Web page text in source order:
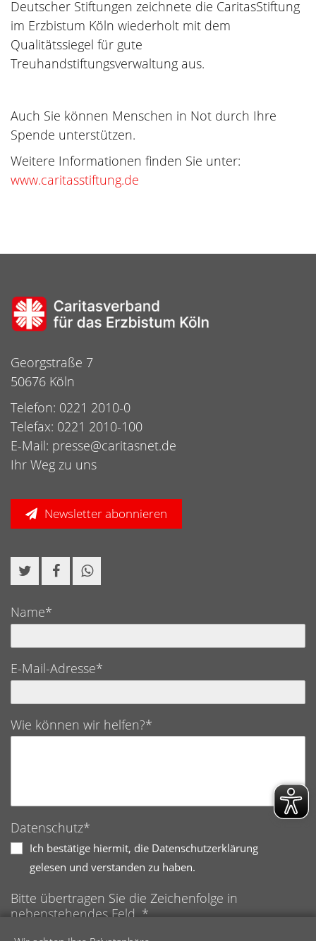
Deutscher Stiftungen zeichnete die CaritasStiftung
im Erzbistum Köln wiederholt mit dem
Qualitätssiegel für gute
Treuhandstiftungsverwaltung aus.
Auch Sie können Menschen in Not durch Ihre
Spende unterstützen.
Weitere Informationen finden Sie unter:
www.caritasstiftung.de
Georgstraße 7
50676 Köln
Telefon: 0221 2010-0
Telefax: 0221 2010-100
E-Mail: presse@caritasnet.de
Ihr Weg zu uns
Newsletter abonnieren
Name*
E-Mail-Adresse*
Wie können wir helfen?*
Datenschutz*
Ich bestätige hiermit, die Datenschutzerklärung
gelesen und verstanden zu haben.
Bitte übertragen Sie die Zeichenfolge in
nebenstehendes Feld. *
Anti-Roboter-Verifizierung